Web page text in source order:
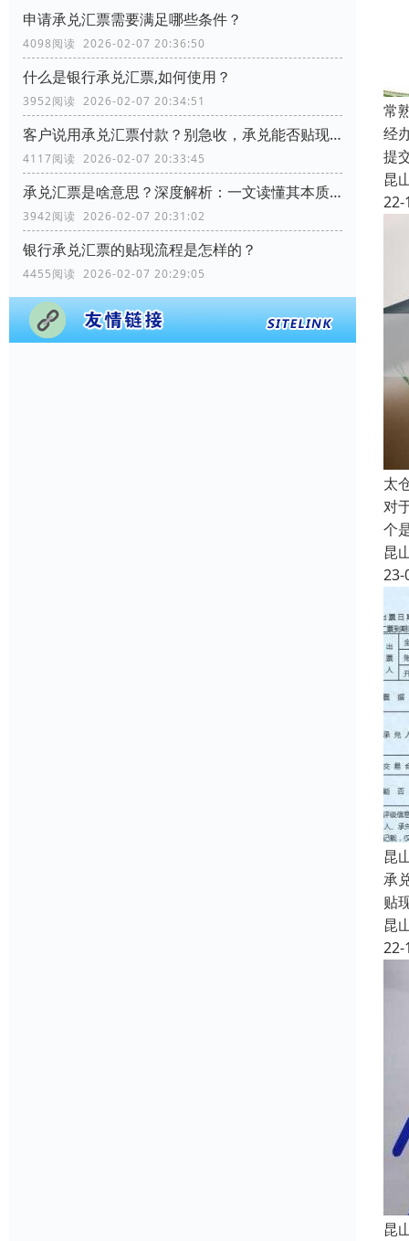
申请承兑汇票需要满足哪些条件？
4098阅读 2026-02-07 20:36:50
什么是银行承兑汇票,如何使用？
3952阅读 2026-02-07 20:34:51
客户说用承兑汇票付款？别急收，承兑能否贴现？关键看这几个细节
4117阅读 2026-02-07 20:33:45
承兑汇票是啥意思？深度解析：一文读懂其本质、运作与优势
3942阅读 2026-02-07 20:31:02
银行承兑汇票的贴现流程是怎样的？
4455阅读 2026-02-07 20:29:05
常
经
提
昆
22-
太
对
个
昆
23-
昆
承
贴
昆
22-
昆